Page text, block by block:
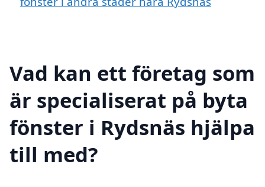
Vad kan ett företag som
är specialiserat på byta
fönster i Rydsnäs hjälpa
till med?